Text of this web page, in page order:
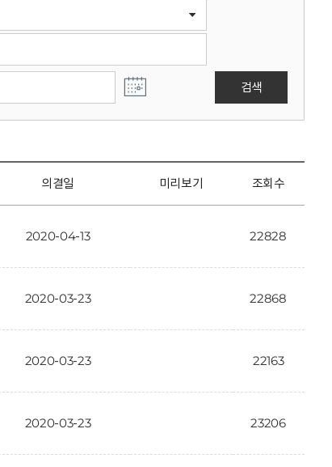
검색
의결일 미리보기 조회수
2020-04-13 22828
2020-03-23 22868
2020-03-23 22163
2020-03-23 23206